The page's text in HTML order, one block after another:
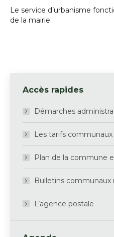
Le service d’urbanisme
de la mairie.
Accès rapides
Démarches
Les tarifs communaux
Plan de la commune
Bulletins communaux
L’agence postale